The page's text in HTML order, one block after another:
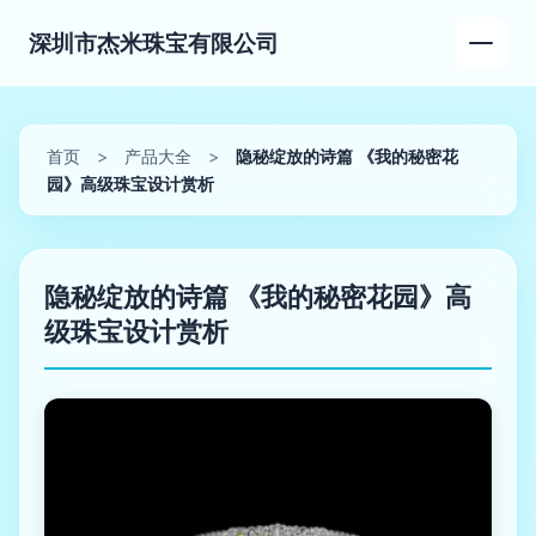
深圳市杰米珠宝有限公司
首页 > 产品大全 >
隐秘绽放的诗篇 《我的秘密花
园》高级珠宝设计赏析
隐秘绽放的诗篇 《我的秘密花园》高
级珠宝设计赏析